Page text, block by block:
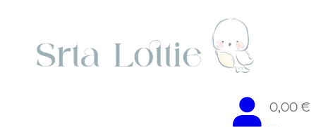
contenido
0,00 €